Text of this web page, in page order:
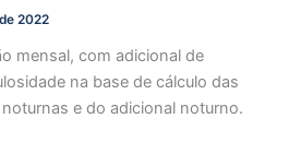
2022
mensal, com adicional de
na base de cálculo das
e do adicional noturno.